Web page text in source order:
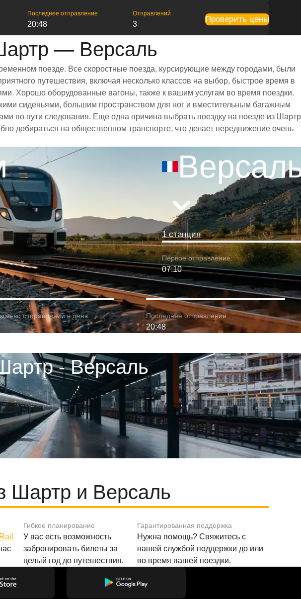
Последнее отправление
20:48
Отправлений
3
Проверить цены
— Версаль
поезде. Все скоростные поезда, курсирующие между городами, были
путешествия, включая несколько классов на выбор, быстрое время в
Хорошо оборудованные вагоны, также к вашим услугам во время поездки.
сиденьями, большим пространством для ног и вместительным багажным
по пути следования. Еще одна причина выбрать поездку на поезде из Шартр
добираться на общественном транспорте, что делает передвижение очень
1 станция
Первое отправление:
07:10
во отправлений в день: Последнее отправление:
20:48
- Версаль
Шартр и Версаль
Гибкое планирование
У вас есть возможность
забронировать билеты за
целый год до путешествия.
Гарантированная поддержка
Нужна помощь? Свяжитесь с
нашей службой поддержки до или
во время вашей поездки.